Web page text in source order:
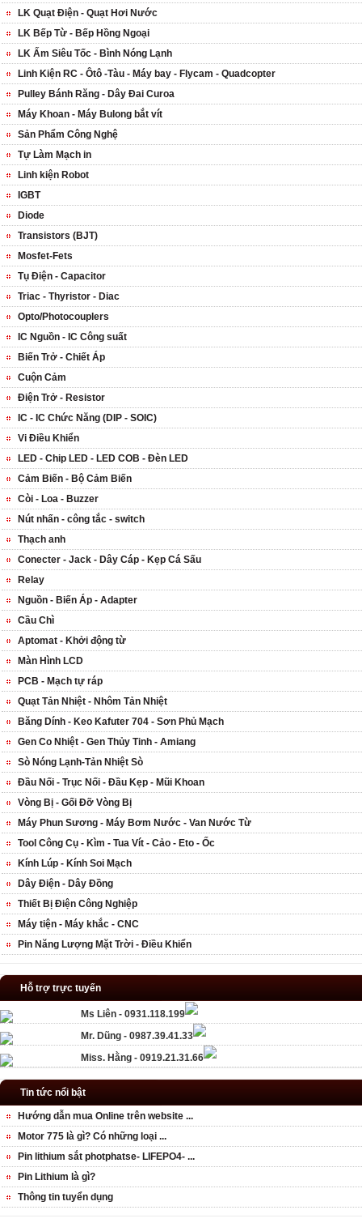
LK Quạt Điện - Quạt Hơi Nước
LK Bếp Từ - Bếp Hồng Ngoại
LK Ấm Siêu Tốc - Bình Nóng Lạnh
Linh Kiện RC - Ôtô -Tàu - Máy bay - Flycam - Quadcopter
Pulley Bánh Răng - Dây Đai Curoa
Máy Khoan - Máy Bulong bắt vít
Sản Phẩm Công Nghệ
Tự Làm Mạch in
Linh kiện Robot
IGBT
Diode
Transistors (BJT)
Mosfet-Fets
Tụ Điện - Capacitor
Triac - Thyristor - Diac
Opto/Photocouplers
IC Nguồn - IC Công suất
Biến Trở - Chiết Áp
Cuộn Cảm
Điện Trở - Resistor
IC - IC Chức Năng (DIP - SOIC)
Vi Điều Khiển
LED - Chip LED - LED COB - Đèn LED
Cảm Biến - Bộ Cảm Biến
Còi - Loa - Buzzer
Nút nhấn - công tắc - switch
Thạch anh
Conecter - Jack - Dây Cáp - Kẹp Cá Sấu
Relay
Nguồn - Biến Áp - Adapter
Cầu Chì
Aptomat - Khởi động từ
Màn Hình LCD
PCB - Mạch tự ráp
Quạt Tản Nhiệt - Nhôm Tản Nhiệt
Băng Dính - Keo Kafuter 704 - Sơn Phủ Mạch
Gen Co Nhiệt - Gen Thủy Tinh - Amiang
Sò Nóng Lạnh-Tản Nhiệt Sò
Đầu Nối - Trục Nối - Đầu Kẹp - Mũi Khoan
Vòng Bị - Gối Đỡ Vòng Bị
Máy Phun Sương - Máy Bơm Nước - Van Nước Từ
Tool Công Cụ - Kìm - Tua Vít - Cảo - Eto - Ốc
Kính Lúp - Kính Soi Mạch
Dây Điện - Dây Đồng
Thiết Bị Điện Công Nghiệp
Máy tiện - Máy khắc - CNC
Pin Năng Lượng Mặt Trời - Điều Khiển
Hỗ trợ trực tuyến
Ms Liên - 0931.118.199
Mr. Dũng - 0987.39.41.33
Miss. Hằng - 0919.21.31.66
Tin tức nổi bật
Hướng dẫn mua Online trên website ...
Motor 775 là gì? Có những loại ...
Pin lithium sắt photphatse- LIFEPO4- ...
Pin Lithium là gì?
Thông tin tuyển dụng